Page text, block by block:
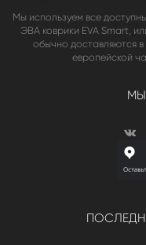
Мы используем все
ЭВА коврики EVA Smart,
обычно доставляются
европейской